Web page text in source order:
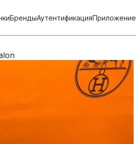
БрендыАутентификацияПриложение